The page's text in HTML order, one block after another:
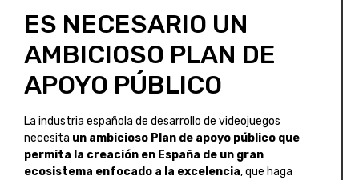
ES NECESARIO UN
AMBICIOSO PLAN DE
APOYO PÚBLICO
La industria española de desarrollo de videojuegos
necesita un ambicioso Plan de apoyo público que
permita la creación en España de un gran
ecosistema enfocado a la excelencia, que haga